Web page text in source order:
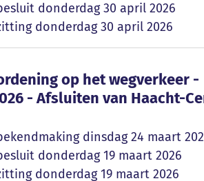
donderdag 30 april 2026
donderdag 30 april 2026
op het wegverkeer
op het wegverkeer -
- Afsluiten van Haacht-
dinsdag 24 maart
donderdag 19 maart 2026
donderdag 19 maart 2026